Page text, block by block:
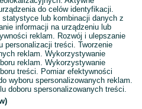
do celów identyfikacji.
statystyce lub kombinacji danych z
informacji na urządzeniu lub
reklam. Rozwój i ulepszanie
personalizacji treści. Tworzenie
reklam. Wykorzystywanie
reklam. Wykorzystywanie
treści. Pomiar efektywności
wyboru spersonalizowanych reklam.
doboru spersonalizowanych treści.